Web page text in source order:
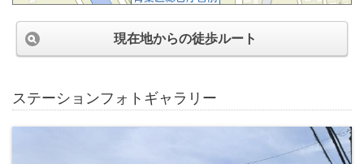
現在地からの徒歩ルート
ステーションフォトギャラリー